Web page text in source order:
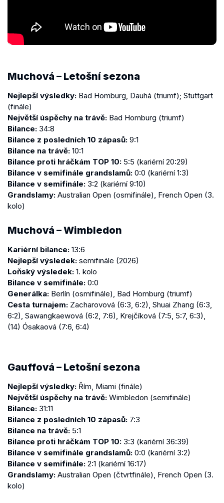
Muchová – Letošní sezona
Nejlepší výsledky: Bad Homburg, Dauhá (triumf); Stuttgart
(finále)
Největší úspěchy na trávě: Bad Homburg (triumf)
Bilance: 34:8
Bilance z posledních 10 zápasů: 9:1
Bilance na trávě: 10:1
Bilance proti hráčkám TOP 10: 5:5 (kariérní 20:29)
Bilance v semifinále grandslamů: 0:0 (kariérní 1:3)
Bilance v semifinále: 3:2 (kariérní 9:10)
Grandslamy: Australian Open (osmifinále), French Open (3.
kolo)
Muchová – Wimbledon
Kariérní bilance: 13:6
Nejlepší výsledek: semifinále (2026)
Loňský výsledek: 1. kolo
Bilance v semifinále: 0:0
Generálka: Berlín (osmifinále), Bad Homburg (triumf)
Cesta turnajem: Zacharovová (6:3, 6:2), Shuai Zhang (6:3,
6:2), Sawangkaewová (6:2, 7:6), Krejčíková (7:5, 5:7, 6:3),
(14) Ósakaová (7:6, 6:4)
Gauffová – Letošní sezona
Nejlepší výsledky: Řím, Miami (finále)
Největší úspěchy na trávě: Wimbledon (semifinále)
Bilance: 31:11
Bilance z posledních 10 zápasů: 7:3
Bilance na trávě: 5:1
Bilance proti hráčkám TOP 10: 3:3 (kariérní 36:39)
Bilance v semifinále grandslamů: 0:0 (kariérní 3:2)
Bilance v semifinále: 2:1 (kariérní 16:17)
Grandslamy: Australian Open (čtvrtfinále), French Open (3.
kolo)